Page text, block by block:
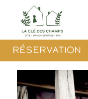
RÉSERVATION